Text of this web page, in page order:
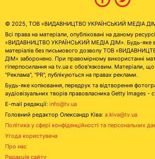
© 2025, ТОВ «ВИДАВНИЦТВО УКРАЇНСЬКИЙ МЕДІА
Всі права на матеріали, опубліковані на даному
«ВИДАВНИЦТВО УКРАЇНСЬКИЙ МЕДІА ДІМ». Будь-яке
матеріалів без письмового дозволу ТОВ
ДІМ» заборонено. При правомірному використанні
гіперпосилання на tv.ua є обов'язковим. Матеріали, що
"Реклама", "PR", публікуються на правах реклами.
Будь-яке копіювання, передрук та відтворення
аудіовізуальних творів правовласника Getty Images -
E-mail редакції: info@tv.ua
Головний редактор Олександр Ківа: a.kiva@tv.ua
Політика у сфері конфіденційності та персональних
Угода користувача
Про нас
Редакція сайту